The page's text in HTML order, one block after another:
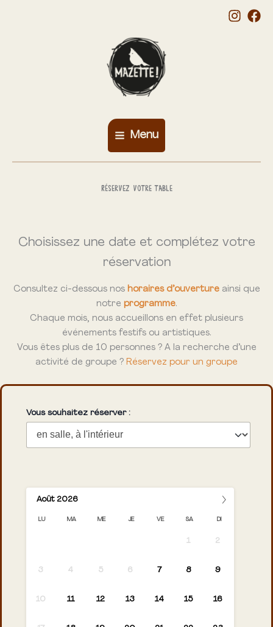
Menu
Réservez votre table
Choisissez une date et complétez votre
réservation
Consultez ci-dessous nos horaires d’ouvertureainsi que
notre programme.
Chaque mois, nous accueillons en effet plusieurs
événements festifs ou artistiques.
Vous êtes plus de 10 personnes ? A la recherche d’une
activité de groupe ? Réservez pour un groupe
Vous souhaitez réserver :
›
Août 2026
LU MA ME JE VE SA DI
1 2
3 4 5 6 7 8 9
10 11 12 13 14 15 16